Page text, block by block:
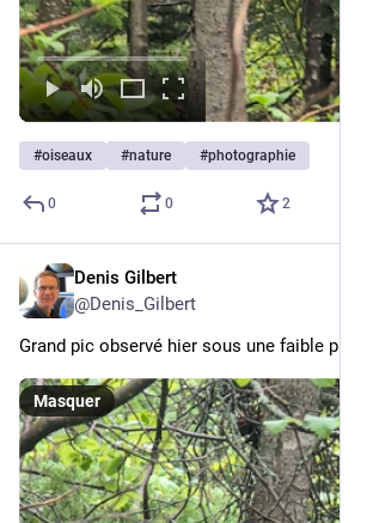
#oiseaux #nature #photographie
0 0 2
Denis Gilbert
@Denis_Gilbert
Grand pic observé hier sous une faible pluie.
Masquer